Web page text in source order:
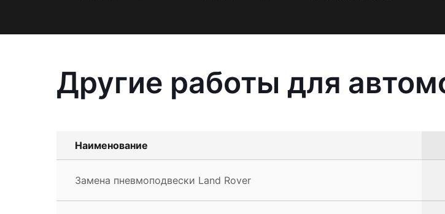
Другие работы для
Наименование
Замена пневмоподвески Land Rover